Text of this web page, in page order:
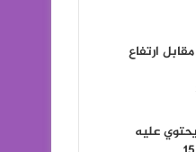
ارتفاع
عليه